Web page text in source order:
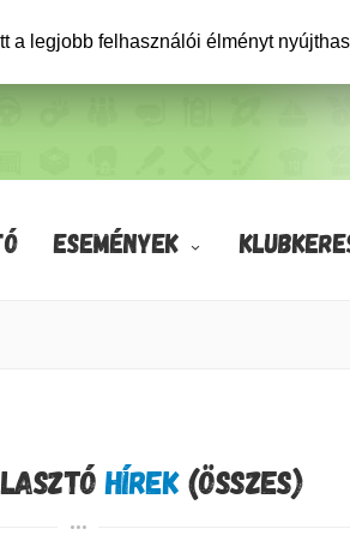
ESEMÉNYEK
HÍREK(ÖSSZES)
a legjobb felhasználói élményt